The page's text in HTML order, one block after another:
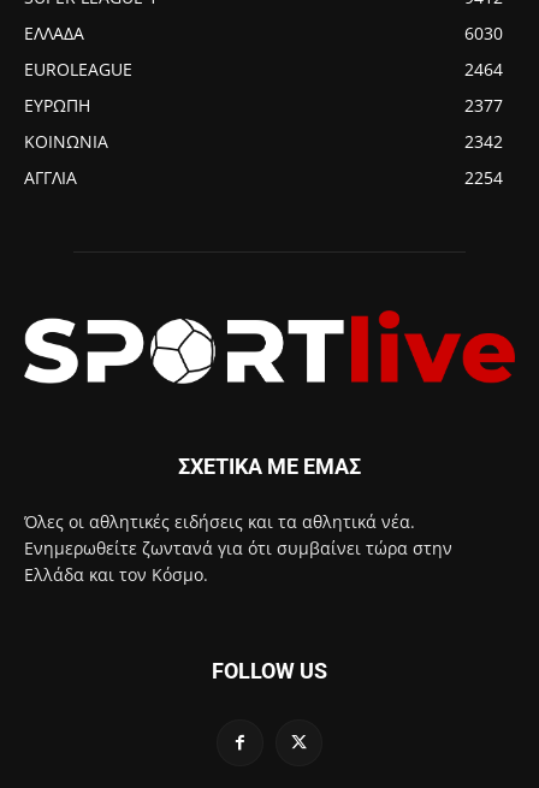
ΕΛΛΑΔΑ
6030
EUROLEAGUE
2464
ΕΥΡΩΠΗ
2377
ΚΟΙΝΩΝΙΑ
2342
ΑΓΓΛΙΑ
2254
ΣΧΕΤΙΚΑ ΜΕ ΕΜΑΣ
Όλες οι αθλητικές ειδήσεις και τα αθλητικά νέα.
Ενημερωθείτε ζωντανά για ότι συμβαίνει τώρα στην
Ελλάδα και τον Κόσμο.
FOLLOW US